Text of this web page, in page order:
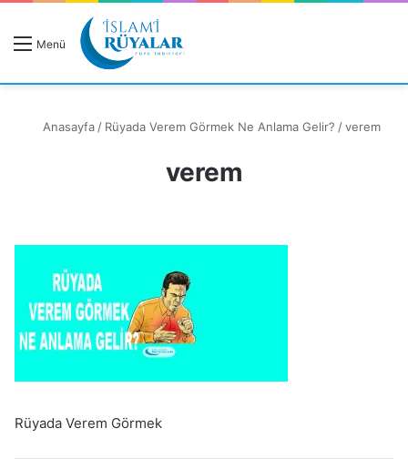
Menü
Anasayfa / Rüyada Verem Görmek Ne Anlama Gelir? /verem
verem
Rüyada Verem Görmek